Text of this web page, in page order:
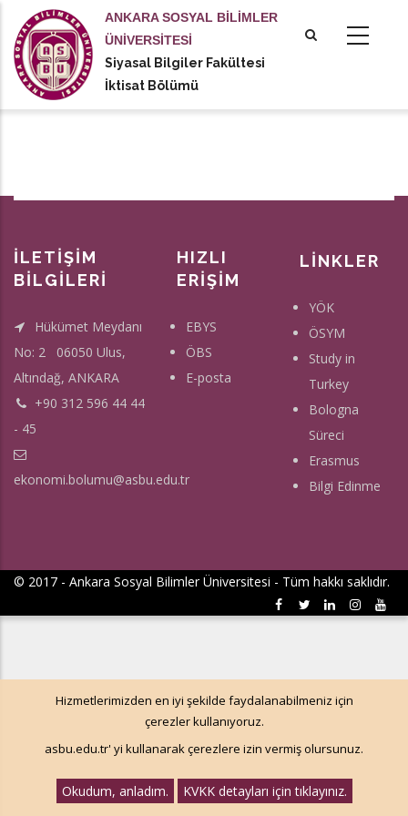
içeriğe
atla
ANKARA SOSYAL BİLİMLER
ÜNİVERSİTESİ
Siyasal Bilgiler Fakültesi
İktisat Bölümü
actions
İLETİŞİM
BİLGİLERİ
Hükümet Meydanı
No: 2 06050 Ulus,
Altındağ, ANKARA
+90 312 596 44 44
- 45
ekonomi.bolumu@asbu.edu.tr
HIZLI
ERİŞİM
EBYS
ÖBS
E-posta
LİNKLER
YÖK
ÖSYM
Study in
Turkey
Bologna
Süreci
Erasmus
Bilgi Edinme
© 2017 - Ankara Sosyal Bilimler Üniversitesi - Tüm hakkı saklıdır.
Hizmetlerimizden en iyi şekilde faydalanabilmeniz için
çerezler kullanıyoruz.
asbu.edu.tr' yi kullanarak çerezlere izin vermiş olursunuz.
Okudum, anladım. KVKK detayları için tıklayınız.